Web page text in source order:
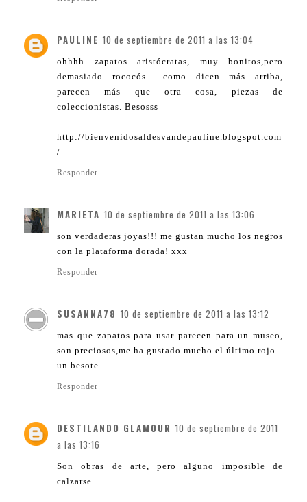
PAULINE 10 de septiembre de 2011 a las 13:04
ohhhh zapatos aristócratas, muy bonitos,pero
demasiado rococós... como dicen más arriba,
parecen más que otra cosa, piezas de
coleccionistas. Besosss
http://bienvenidosaldesvandepauline.blogspot.com
/
Responder
MARIETA 10 de septiembre de 2011 a las 13:06
son verdaderas joyas!!! me gustan mucho los negros
con la plataforma dorada! xxx
Responder
SUSANNA78 10 de septiembre de 2011 a las 13:12
mas que zapatos para usar parecen para un museo,
son preciosos,me ha gustado mucho el último rojo
un besote
Responder
DESTILANDO GLAMOUR 10 de septiembre de 2011
a las 13:16
Son obras de arte, pero alguno imposible de
calzarse...